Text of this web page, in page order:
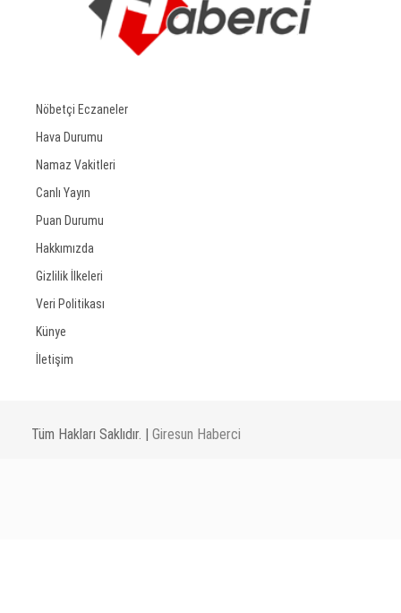
Nöbetçi Eczaneler
Hava Durumu
Namaz Vakitleri
Canlı Yayın
Puan Durumu
Hakkımızda
Gizlilik İlkeleri
Veri Politikası
Künye
İletişim
Tüm Hakları Saklıdır. | Giresun Haberci